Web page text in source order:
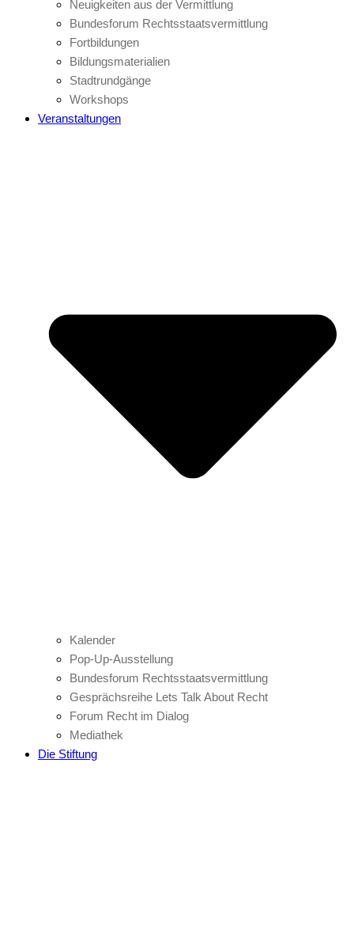
Neuigkeiten aus der Vermittlung
Bundesforum Rechtsstaatsvermittlung
Fortbildungen
Bildungsmaterialien
Stadtrundgänge
Workshops
Veranstaltungen
Kalender
Pop-Up-Ausstellung
Bundesforum Rechtsstaatsvermittlung
Gesprächsreihe Lets Talk About Recht
Forum Recht im Dialog
Mediathek
Die Stiftung